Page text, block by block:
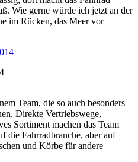
Wie gerne würde ich jetzt an der
im Rücken, das Meer vor
Team, die so auch besonders
Direkte Vertriebswege,
Sortiment machen das Team
die Fahrradbranche, aber auf
und Körbe für andere